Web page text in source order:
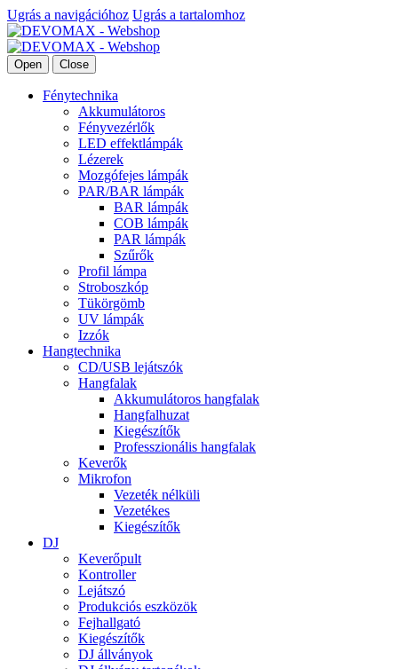
Ugrás a navigációhoz Ugrás a tartalomhoz
Open Close
Fénytechnika
Akkumulátoros
Fényvezérlők
LED effektlámpák
Lézerek
Mozgófejes lámpák
PAR/BAR lámpák
BAR lámpák
COB lámpák
PAR lámpák
Szűrők
Profil lámpa
Stroboszkóp
Tükörgömb
UV lámpák
Izzók
Hangtechnika
CD/USB lejátszók
Hangfalak
Akkumulátoros hangfalak
Hangfalhuzat
Kiegészítők
Professzionális hangfalak
Keverők
Mikrofon
Vezeték nélküli
Vezetékes
Kiegészítők
DJ
Keverőpult
Kontroller
Lejátszó
Produkciós eszközök
Fejhallgató
Kiegészítők
DJ állványok